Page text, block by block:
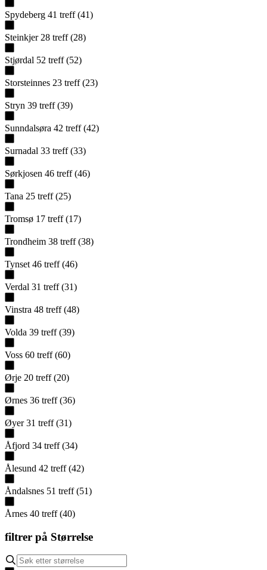
Spydeberg 41 treff (41)
Steinkjer 28 treff (28)
Stjørdal 52 treff (52)
Storsteinnes 23 treff (23)
Stryn 39 treff (39)
Sunndalsøra 42 treff (42)
Surnadal 33 treff (33)
Sørkjosen 46 treff (46)
Tana 25 treff (25)
Tromsø 17 treff (17)
Trondheim 38 treff (38)
Tynset 46 treff (46)
Verdal 31 treff (31)
Vinstra 48 treff (48)
Volda 39 treff (39)
Voss 60 treff (60)
Ørje 20 treff (20)
Ørnes 36 treff (36)
Øyer 31 treff (31)
Åfjord 34 treff (34)
Ålesund 42 treff (42)
Åndalsnes 51 treff (51)
Årnes 40 treff (40)
filtrer på Størrelse